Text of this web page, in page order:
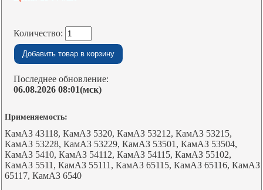
Количество:
Последнее обновление:
06.08.2026 08:01(мск)
Применяемость:
КамАЗ 43118, КамАЗ 5320, КамАЗ 53212, КамАЗ 53215,
КамАЗ 53228, КамАЗ 53229, КамАЗ 53501, КамАЗ 53504,
КамАЗ 5410, КамАЗ 54112, КамАЗ 54115, КамАЗ 55102,
КамАЗ 5511, КамАЗ 55111, КамАЗ 65115, КамАЗ 65116, КамАЗ
65117, КамАЗ 6540